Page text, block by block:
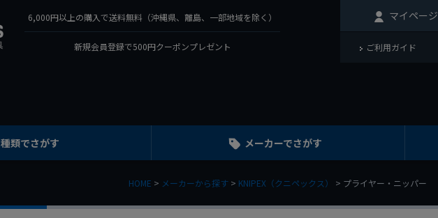
6,000円以上の購入で送料無料（沖縄県、離島、一部地域を除く）
新規会員登録で500円クーポンプレゼント
マイページ
ご利用ガイド
種類でさがす メーカーでさがす
HOME メーカーから探す KNIPEX（クニペックス） プライヤー・ニッパー